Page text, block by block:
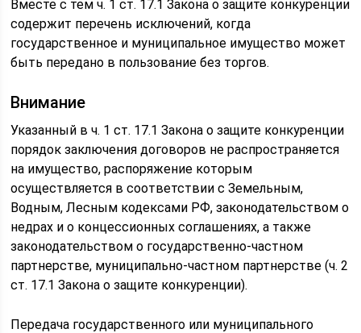
Вместе с тем ч. 1 ст. 17.1 Закона о защите конкуренции
содержит перечень исключений, когда
государственное и муниципальное имущество может
быть передано в пользование без торгов.
Внимание
Указанный в ч. 1 ст. 17.1 Закона о защите конкуренции
порядок заключения договоров не распространяется
на имущество, распоряжение которым
осуществляется в соответствии с Земельным,
Водным, Лесным кодексами РФ, законодательством о
недрах и о концессионных соглашениях, а также
законодательством о государственно-частном
партнерстве, муниципально-частном партнерстве (ч. 2
ст. 17.1 Закона о защите конкуренции).
Передача государственного или муниципального